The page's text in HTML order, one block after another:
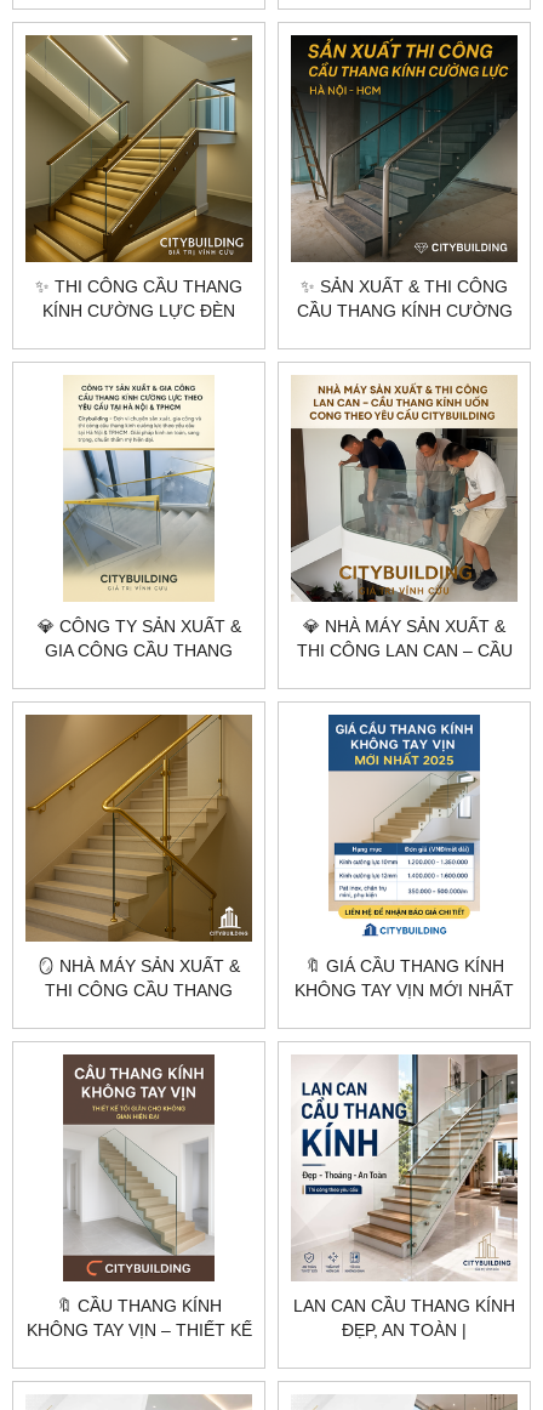
BIỆT THỰ CAO CẤP
CITYBUILDING HÀ NỘI
TPHCM
✨ THI CÔNG CẦU THANG
KÍNH CƯỜNG LỰC ĐÈN
CITYBUILDING HÀ NỘI
TPHCM
✨ SẢN XUẤT & THI CÔNG
CẦU THANG KÍNH CƯỜNG
CITYBUILDING HÀ NỘI &
TP.HCM – AN TOÀN, HIỆN
ĐẠI, SANG TRỌNG
💎 CÔNG TY SẢN XUẤT &
GIA CÔNG CẦU THANG
YÊU CẦU TẠI HÀ NỘI &
TPHCM – CITYBUILDING
💎 NHÀ MÁY SẢN XUẤT &
THI CÔNG LAN CAN – CẦU
THEO YÊU CẦU
CITYBUILDING
🪞 NHÀ MÁY SẢN XUẤT &
THI CÔNG CẦU THANG
YÊU CẦU – HÀ NỘI &
TPHCM | CITYBUILDING
🔖 GIÁ CẦU THANG KÍNH
KHÔNG TAY VỊN MỚI NHẤT
🔖 CẦU THANG KÍNH
KHÔNG TAY VỊN – THIẾT KẾ
GIAN HIỆN ĐẠI
LAN CAN CẦU THANG KÍNH
ĐẸP, AN TOÀN |